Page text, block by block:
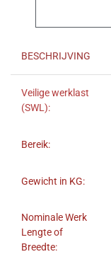
BESCHRIJVING
Veilige werklast
(SWL):
Bereik:
Gewicht in KG:
Nominale Werk
Lengte of
Breedte: